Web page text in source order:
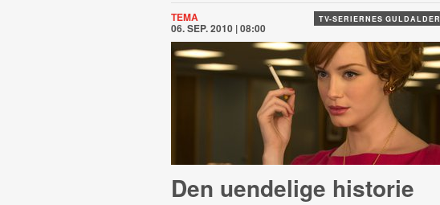
TV-SERIERNES GULDALDER
TEMA
06. SEP. 2010 | 08:00
Den uendelige historie